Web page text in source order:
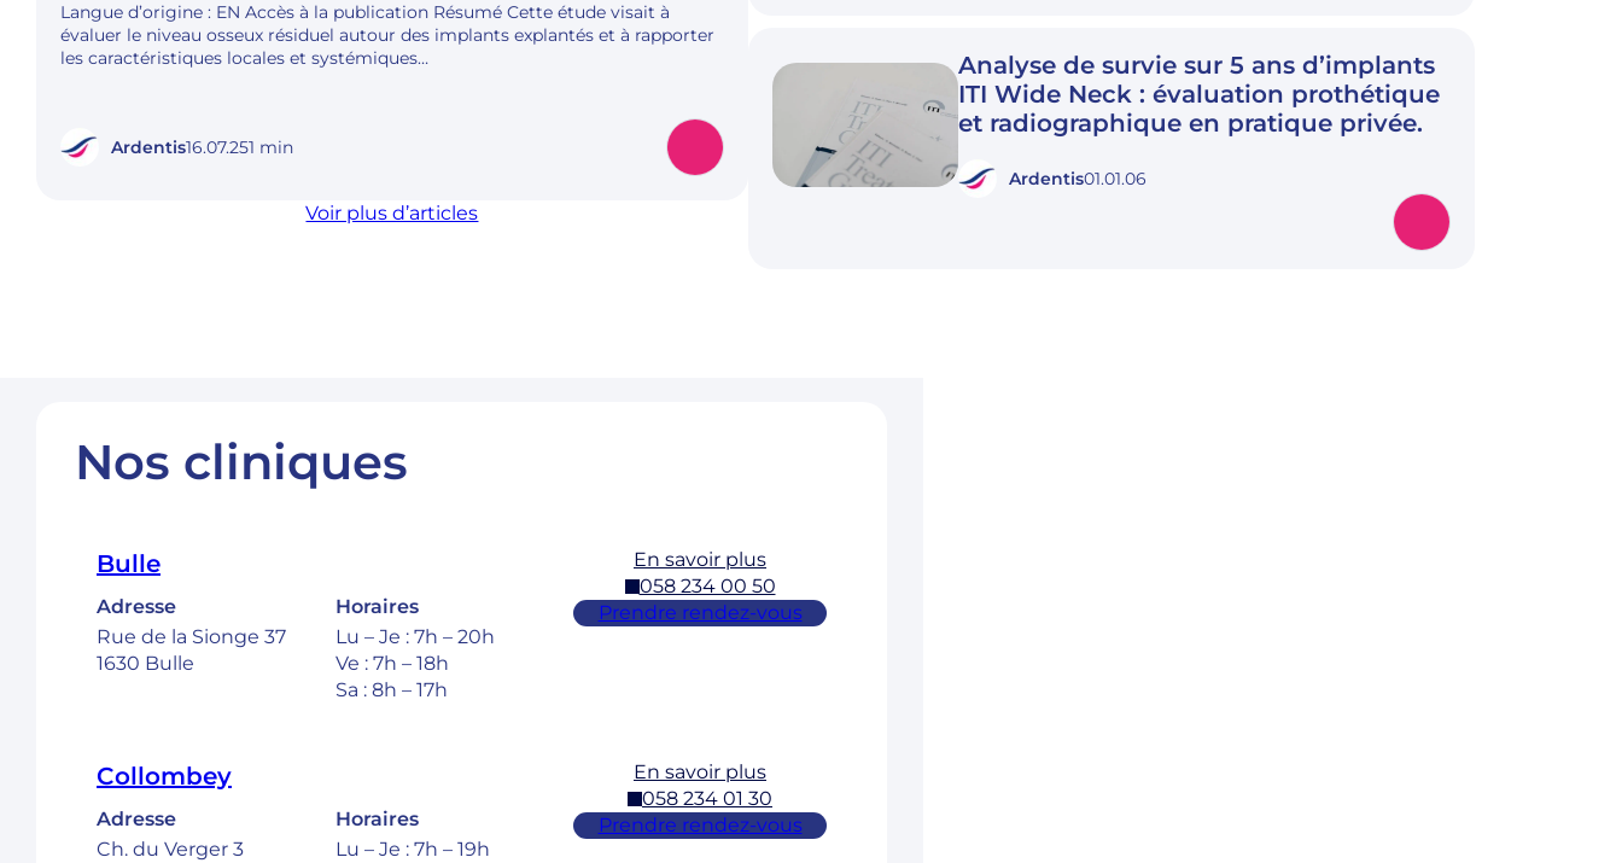
Langue d’origine : EN Accès à la publication Résumé Cette étude visait à
évaluer le niveau osseux résiduel autour des implants explantés et à rapporter
les caractéristiques locales et systémiques…
Ardentis16.07.251 min
Voir plus d’articles
Analyse de survie sur 5 ans d’implants
ITI Wide Neck : évaluation prothétique
et radiographique en pratique privée.
Ardentis01.01.06
Nos cliniques
Bulle
Adresse
Rue de la Sionge 37
1630 Bulle
Horaires
Lu – Je : 7h – 20h
Ve : 7h – 18h
Sa : 8h – 17h
En savoir plus
058 234 00 50
Prendre rendez-vous
Collombey
Adresse
Ch. du Verger 3
Horaires
Lu – Je : 7h – 19h
En savoir plus
058 234 01 30
Prendre rendez-vous